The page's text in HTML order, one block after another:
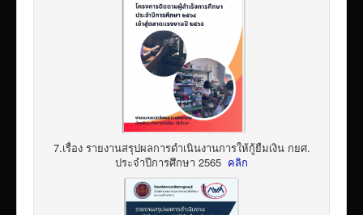
7.เรื่อง รายงานสรุปผลการดำเนินงานการให้กู้ยืมเงิน กยศ.
ประจำปีการศึกษา 2565 คลิก